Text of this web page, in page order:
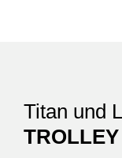
Titan und